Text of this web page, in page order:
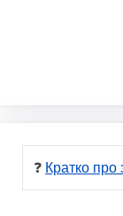
❓ Кратко про